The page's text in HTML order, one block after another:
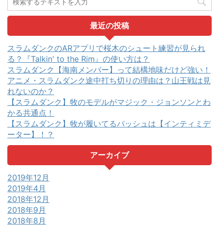
最近の投稿
スラムダンクのARアプリで桜木のシュート練習が見られ
る？『Talkin' to the Rim』の使い方は？
スラムダンク【海南メンバー】って結構地味だけど強い！
アニメ・スラムダンク途中打ち切りの理由は？山王戦は見
れないのか？
【スラムダンク】牧のモデルがマジック・ジョンソンとわ
かる共通点！
【スラムダンク】牧が履いてるバッシュは【インティミデ
ーター】！？
アーカイブ
2019年12月
2019年4月
2018年12月
2018年9月
2018年8月